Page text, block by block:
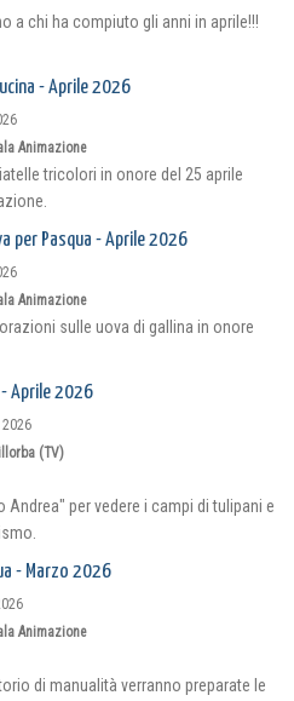
a chi ha compiuto gli anni in aprile!!!
- Aprile 2026
Animazione
tricolori in onore del 25 aprile
per Pasqua - Aprile 2026
Animazione
sulle uova di gallina in onore
Aprile 2026
(TV)
Andrea" per vedere i campi di tulipani e
- Marzo 2026
Animazione
di manualità verranno preparate le